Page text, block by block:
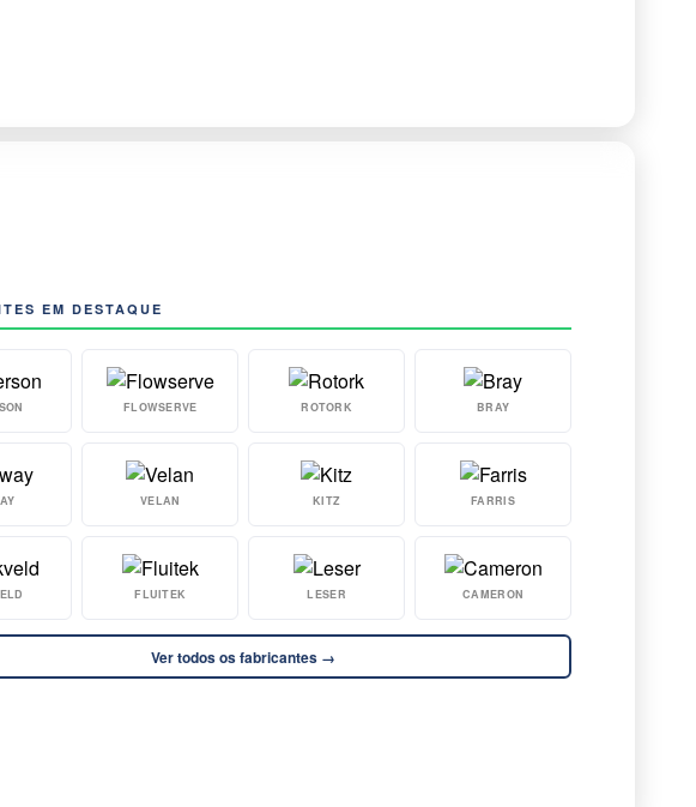
EM DESTAQUE
FLOWSERVE ROTORK BRAY
VELAN KITZ FARRIS
FLUITEK LESER CAMERON
Ver todos os fabricantes →